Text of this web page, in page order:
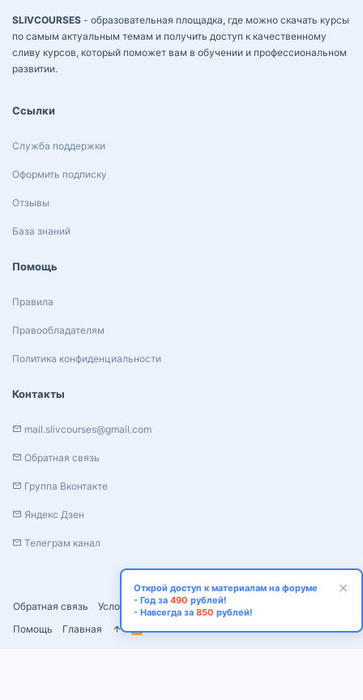
Обратная связь Условия и правила
Политика конфиденциальности
Помощь
Главная
SLIVCOURSES - образовательная площадка, где можно скачать курсы
по самым актуальным темам и получить доступ к качественному
сливу курсов, который поможет вам в обучении и профессиональном
развитии.
Ссылки
Служба поддержки
Оформить подписку
Отзывы
База знаний
Помощь
Правила
Правообладателям
Политика конфиденциальности
Контакты
mail.slivcourses@gmail.com
Обратная связь
Группа Вконтакте
Яндекс Дзен
Телеграм канал
Открой доступ к материалам на форуме
- Год за 490 рублей!
- Навсегда за 850 рублей!